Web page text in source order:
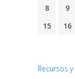
8
9
15
16
Recursos